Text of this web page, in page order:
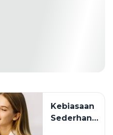
Kebiasaan
Sederhana